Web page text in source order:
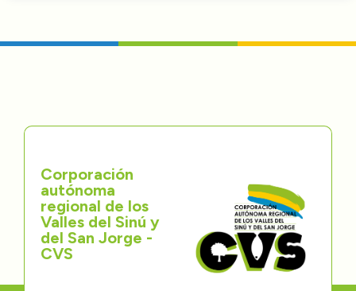
Transparencia
Participa
Trámites y Servicios
Contáctenos
Corporación
autónoma
regional de los
Valles del Sinú y
del San Jorge -
CVS